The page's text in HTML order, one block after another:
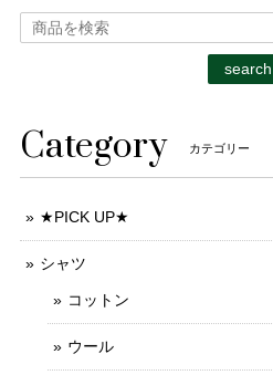
search
Category カテゴリー
★PICK UP★
シャツ
コットン
ウール